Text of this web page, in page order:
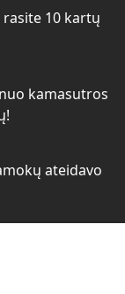
10 kartų
kamasutros
ateidavo